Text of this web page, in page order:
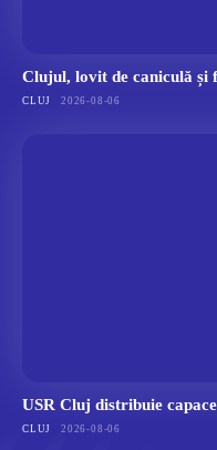
Clujul, lovit de caniculă și
CLUJ 2026-08-06
USR Cluj distribuie
CLUJ 2026-08-06